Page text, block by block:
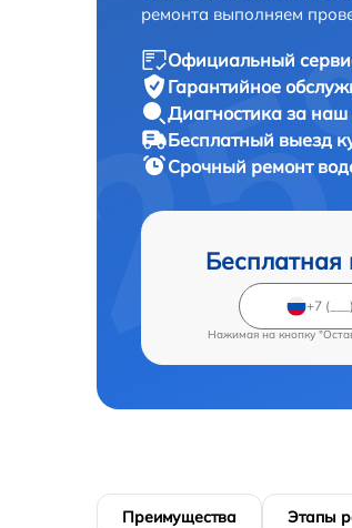
ремонта выполняем
Официальный
Гарантийное
Диагностика за наш
Бесплатный выезд
Срочный ремонт
Бесплатная
Нажимая на кнопку
Преимущества Этапы